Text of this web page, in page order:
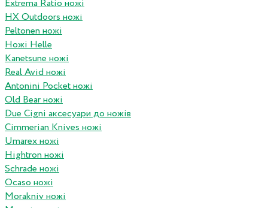
Extrema Ratio ножі
HX Outdoors ножі
Peltonen ножі
Ножі Helle
Kanetsune ножі
Real Avid ножі
Antonini Pocket ножі
Old Bear ножі
Due Cigni аксесуари до ножів
Cimmerian Knives ножі
Umarex ножі
Hightron ножі
Schrade ножі
Ocaso ножі
Morakniv ножі